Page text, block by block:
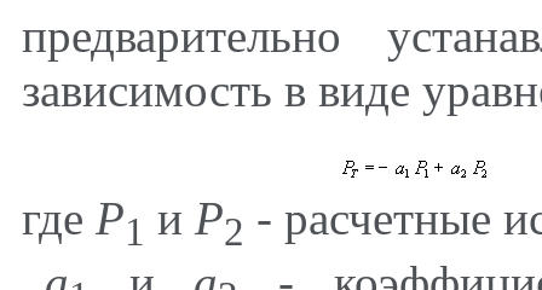
предварительно
зависимость в виде
где P1 и P2 - расчетные